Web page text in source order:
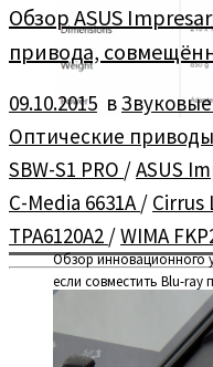
Обзор инновационного
если совместить Blu-ray
Обзор ASUS
привода,
09.10.2015 в
Оптические приводы
SBW-S1 PRO /ASUS
C-Media 6631A/ Cirrus
TPA6120A2 /WIMA